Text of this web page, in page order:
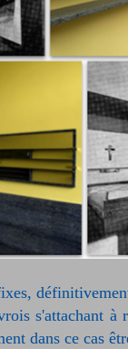
s'attachant à
dans ce cas